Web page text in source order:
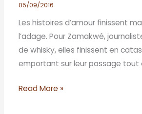
05/09/2016
Les histoires d’amour finissent
l’adage. Pour Zamakwé,
de whisky, elles finissent en
emportant sur leur passage tout
Read More »